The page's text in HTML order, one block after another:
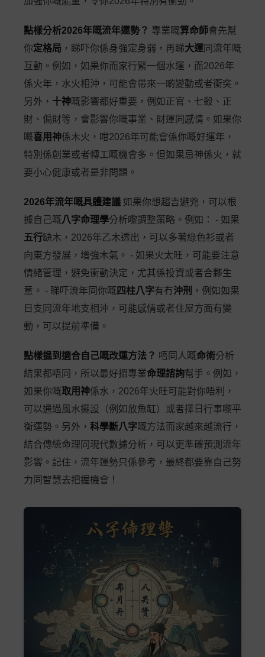
點樣分析2026年嘅流年運勢？ 專業嘅算命師會先幫
你定格局 ，睇吓你係身強定身弱，再睇大運 同流年嘅
互動。例如，如果你而家行緊一個水運，而2026年
係火年，水火相沖，可能會帶來一啲變動或者衝突。
另外， 十神嘅影響都好重要，例如正官、七殺、正
財、偏財等，會影響你嘅事業、財運同感情。如果你
嘅喜用神係木火，咁2026年可能會係你嘅好運年，
特別係創業或者轉工嘅機會多。但如果忌神係火，就
要小心健康或者是非問題。
2026年流年嘅具體建議 如果你想趨吉避兇，可以根
據自己嘅八字命理學分析嚟調整策略。例如： - 如果
五行缺木，2026年乙木透出，可以多著綠色衫或者
向東方發展，增強木氣。 - 如果火太旺，可能要注意
情緒管理，避免衝動決定，尤其係投資或者合夥生
意。 - 睇吓流年同你嘅 四柱八字有冇沖刑 ，例如如果
日支同流年地支相沖，可能感情或者住屋方面有變
動，可以提前準備。
點樣揾到適合自己嘅改運方法？ 唔同人嘅命術分析
結果都唔同，所以最好搵專業命理諮詢幫手。例如，
如果你嘅取用神係水，2026年火旺可能對你唔利，
可以通過風水擺設（例如放魚缸）或者擇日行事嚟平
衡運勢。另外， 科學斷八字嘅方法而家越來越流行，
結合傳統命理同現代數據分析，可以更準確預測流年
影響。記住，流年運勢只係參考，最終都要靠自己努
力同智慧去把握機會！